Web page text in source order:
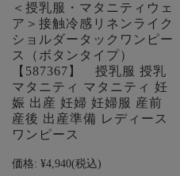
＜授乳服・マタニティウェ
ア＞接触冷感リネンライク
ショルダータックワンピー
ス（ボタンタイプ）
【587367】 授乳服 授乳
マタニティ マタニティ 妊
娠 出産 妊婦 妊婦服 産前
産後 出産準備 レディース
ワンピース
価格: ¥4,940(税込)